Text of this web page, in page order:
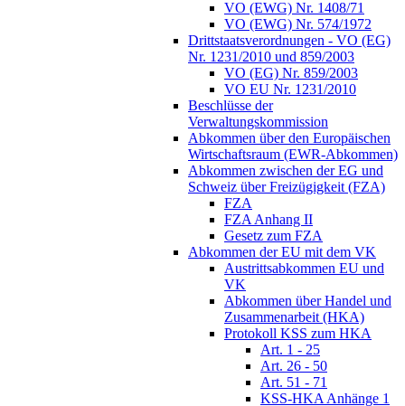
VO (EWG) Nr. 1408/71
VO (EWG) Nr. 574/1972
Drittstaatsverordnungen - VO (EG)
Nr. 1231/2010 und 859/2003
VO (EG) Nr. 859/2003
VO EU Nr. 1231/2010
Beschlüsse der
Verwaltungskommission
Abkommen über den Europäischen
Wirtschaftsraum (EWR-Abkommen)
Abkommen zwischen der EG und
Schweiz über Freizügigkeit (FZA)
FZA
FZA Anhang II
Gesetz zum FZA
Abkommen der EU mit dem VK
Austrittsabkommen EU und
VK
Abkommen über Handel und
Zusammenarbeit (HKA)
Protokoll KSS zum HKA
Art. 1 - 25
Art. 26 - 50
Art. 51 - 71
KSS-HKA Anhänge 1